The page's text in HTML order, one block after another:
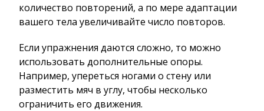
количество повторений, а по мере адаптации
вашего тела увеличивайте число повторов.
Если упражнения даются сложно, то можно
использовать дополнительные опоры.
Например, упереться ногами о стену или
разместить мяч в углу, чтобы несколько
ограничить его движения.